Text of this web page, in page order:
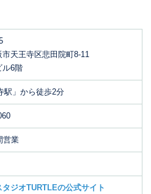
市天王寺区悲田院町8-11
ル6階
駅」から徒歩2分
営業
ジオTURTLEの公式サイト